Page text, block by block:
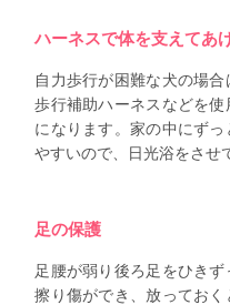
ハーネスで体を支えてあ
自力歩行が困難な犬の場合
歩行補助ハーネスなどを
になります。家の中にず
やすいので、日光浴をさせ
足の保護
足腰が弱り後ろ足をひき
擦り傷ができ、放ってお